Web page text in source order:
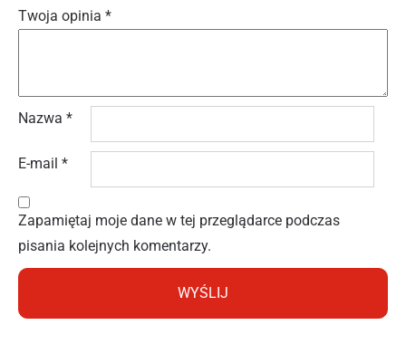
Twoja opinia *
Nazwa *
E-mail *
Zapamiętaj moje dane w tej przeglądarce podczas
pisania kolejnych komentarzy.